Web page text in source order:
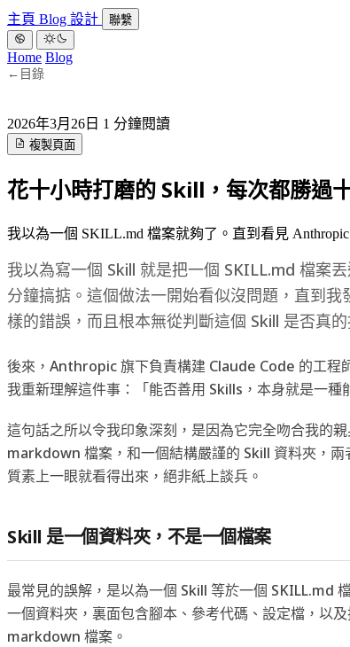
主頁 Blog 設計 聯繫
Home Blog
← 目錄
2026年3月26日 1 分鐘閱讀
複製頁面
花十小時打磨的 Skill，每次都勝過
我以為一個 SKILL.md 檔案就夠了。直到看見
我以為寫一個 Skill 就是把一個 SKILL.md 檔案
分鐘搞掂。這個做法一開始看似沒問題，直到我
樣的錯誤，而且根本無從判斷這個 Skill 是否真
後來，Anthropic 旗下負責構建 Claude Code 的工程
我重新理解這件事：「能否善用 Skills，本身就是一種
這句話之所以令我印象深刻，是因為它完全吻合我的
markdown 檔案，和一個結構嚴謹的 Skill 資料夾，兩
質素上一眼就看得出來，絕非紙上談兵。
Skill 是一個資料夾，不是一個檔案
最常見的誤解，是以為一個 Skill 等於一個 SKILL.md
一個資料夾，裏面包含腳本、參考代碼、設定檔，以
markdown 檔案。